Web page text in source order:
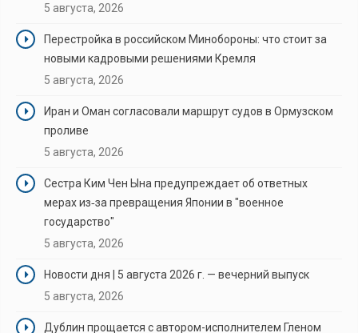
5 августа, 2026
Перестройка в российском Минобороны: что стоит за
новыми кадровыми решениями Кремля
5 августа, 2026
Иран и Оман согласовали маршрут судов в Ормузском
проливе
5 августа, 2026
Сестра Ким Чен Ына предупреждает об ответных
мерах из‑за превращения Японии в "военное
государство"
5 августа, 2026
Новости дня | 5 августа 2026 г. — вечерний выпуск
5 августа, 2026
Дублин прощается с автором-исполнителем Гленом